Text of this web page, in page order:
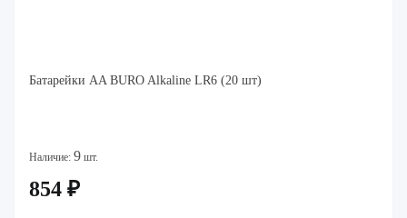
Батарейки AA BURO Alkaline LR6 (20 шт)
Наличие: 9 шт.
854 ₽